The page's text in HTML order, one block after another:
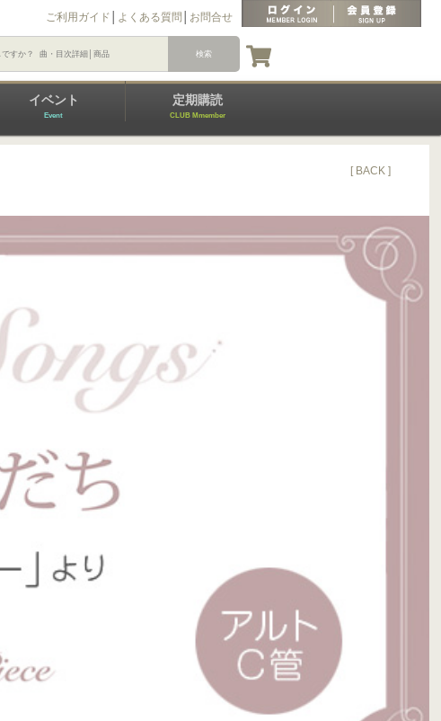
ご利用ガイド よくある質問 お問合せ
イベント
Event
定期購読
CLUB Mmember
[ BACK ]